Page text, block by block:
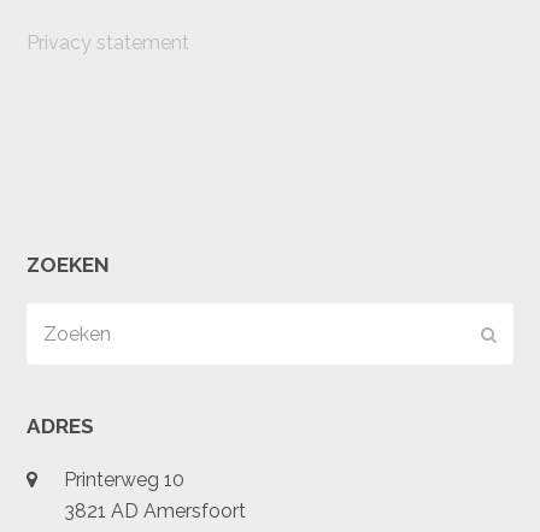
Privacy statement
ZOEKEN
ADRES
Printerweg 10
3821 AD Amersfoort